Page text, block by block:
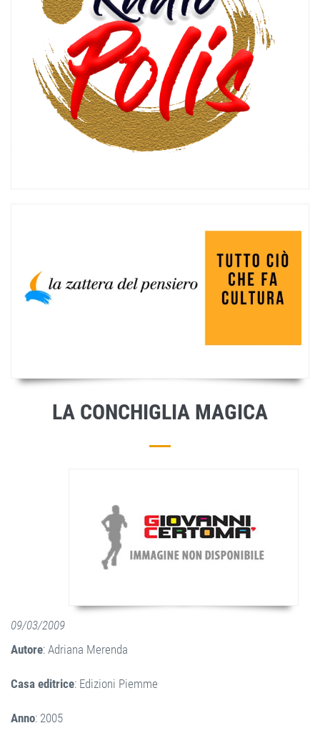
LA CONCHIGLIA MAGICA
09/03/2009
Autore: Adriana Merenda
Casa editrice: Edizioni Piemme
Anno: 2005